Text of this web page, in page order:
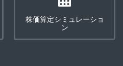
株価算定シミュレーショ
ン